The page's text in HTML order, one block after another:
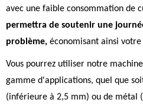
avec une faible consommation de
permettra de soutenir une
problème, économisant ainsi
Vous pourrez utiliser notre
gamme d'applications, quel que
(inférieure à 2,5 mm) ou de métal